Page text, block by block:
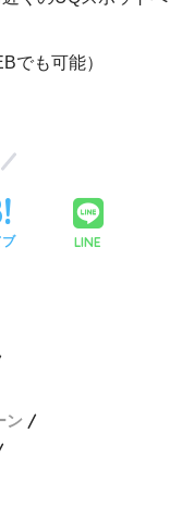
でも可能）
ブ LINE
ン